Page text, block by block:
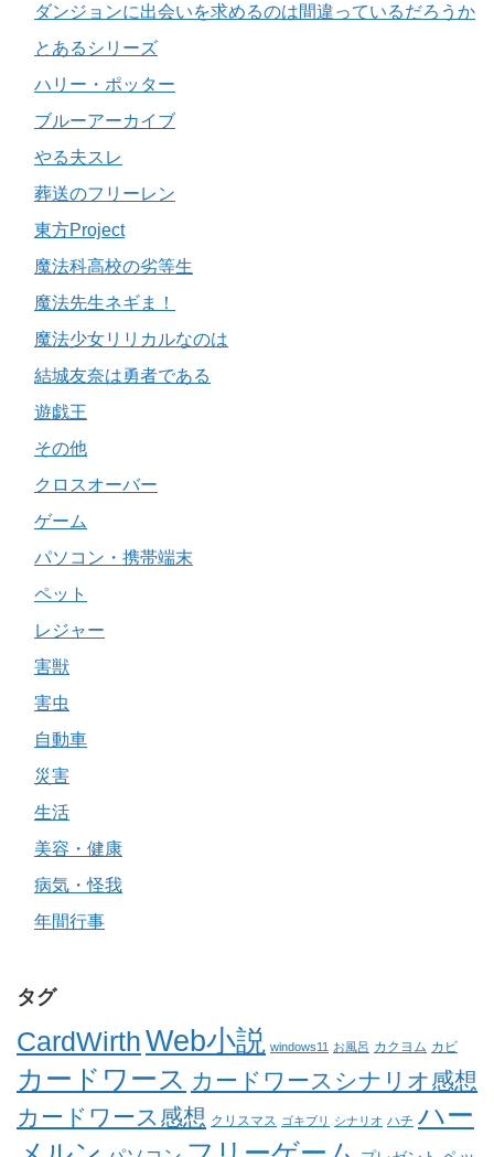
ダンジョンに出会いを求めるのは間違っているだろうか
とあるシリーズ
ハリー・ポッター
ブルーアーカイブ
やる夫スレ
葬送のフリーレン
東方Project
魔法科高校の劣等生
魔法先生ネギま！
魔法少女リリカルなのは
結城友奈は勇者である
遊戯王
その他
クロスオーバー
ゲーム
パソコン・携帯端末
ペット
レジャー
害獣
害虫
自動車
災害
生活
美容・健康
病気・怪我
年間行事
タグ
CardWirthWeb小説 windows11 お風呂 カクヨム カビ
カードワース カードワースシナリオ感想
カードワース感想 クリスマス ゴキブリ シナリオ ハチ ハー